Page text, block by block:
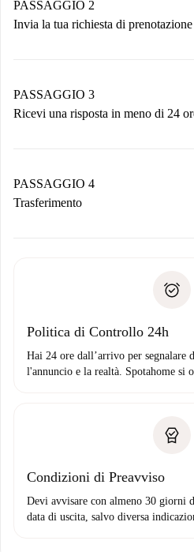
Hai tutte le informazioni
PASSAGGIO 2
Invia la tua richiesta di prenotazione
non accetta.
PASSAGGIO 3
Ricevi una risposta in meno di 24
contatto con il proprietario.
Se rifiutata: non ti
Domiciliazione del
PASSAGGIO 4
Trasferimento
solo se non segnali problemi.
Politica di Controllo 24h
Hai 24 ore dall’arrivo per segnalare
l'annuncio e la realtà. Spotahome si
Condizioni di Preavviso
Devi avvisare con almeno 30 giorni
data di uscita, salvo diversa